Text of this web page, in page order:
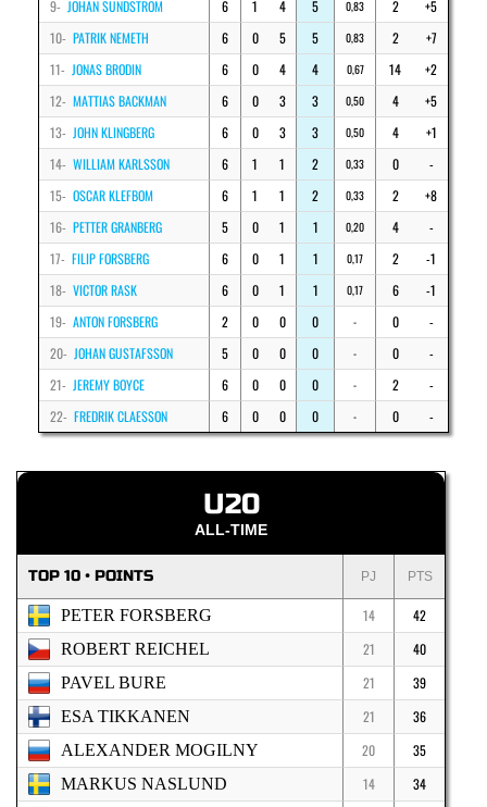
9- JOHAN SUNDSTROM 6 1 4 5 0,83 2
+5
10- PATRIK NEMETH 6 0 5 5 0,83 2
+7
11- JONAS BRODIN 6 0 4 4 0,67 14
+2
12- MATTIAS BACKMAN 6 0 3 3 0,50 4
+5
13- JOHN KLINGBERG 6 0 3 3 0,50 4
+1
14- WILLIAM KARLSSON 6 1 1 2 0,33 0
-
15- OSCAR KLEFBOM 6 1 1 2 0,33 2
+8
16- PETTER GRANBERG 5 0 1 1 0,20 4
-
17- FILIP FORSBERG 6 0 1 1 0,17 2
-1
18- VICTOR RASK 6 0 1 1 0,17 6
-1
19- ANTON FORSBERG 2 0 0 0 - 0
-
20- JOHAN GUSTAFSSON 5 0 0 0 - 0
-
21- JEREMY BOYCE 6 0 0 0 - 2
-
22- FREDRIK CLAESSON 6 0 0 0 - 0 -
U20
ALL-TIME
TOP 10 • POINTS PJ PTS
PETER FORSBERG 14
42
ROBERT REICHEL
21
40
PAVEL BURE
21
39
ESA TIKKANEN
21
36
ALEXANDER MOGILNY
20
35
MARKUS NASLUND
14
34